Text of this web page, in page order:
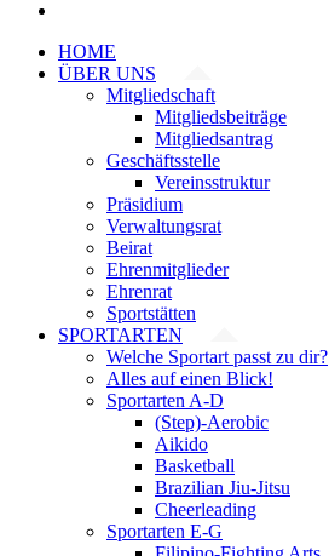
HOME
ÜBER UNS
Mitgliedschaft
Mitgliedsbeiträge
Mitgliedsantrag
Geschäftsstelle
Vereinsstruktur
Präsidium
Verwaltungsrat
Beirat
Ehrenmitglieder
Ehrenrat
Sportstätten
SPORTARTEN
Welche Sportart passt zu dir?
Alles auf einen Blick!
Sportarten A-D
(Step)-Aerobic
Aikido
Basketball
Brazilian Jiu-Jitsu
Cheerleading
Sportarten E-G